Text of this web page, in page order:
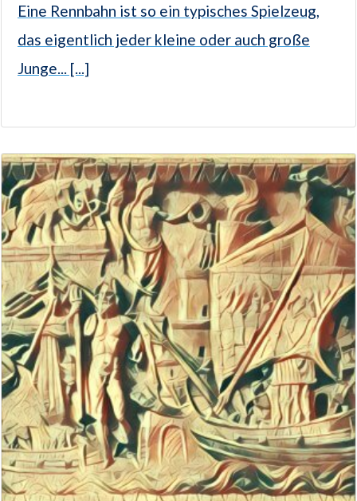
Eine Rennbahn ist so ein typisches Spielzeug,
das eigentlich jeder kleine oder auch große
Junge... [...]